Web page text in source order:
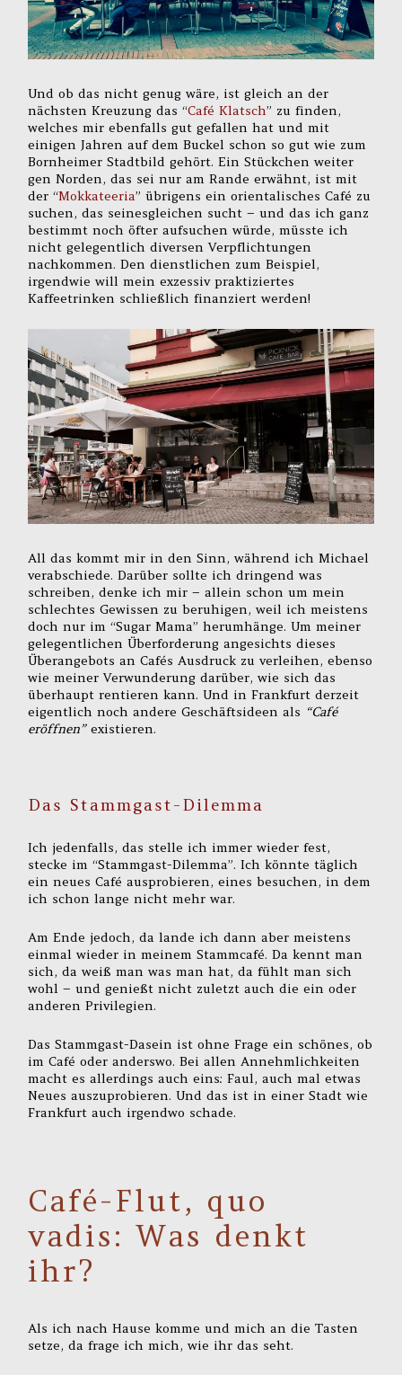
Und ob das nicht genug wäre, ist gleich an der
nächsten Kreuzung das “Café Klatsch” zu finden,
welches mir ebenfalls gut gefallen hat und mit
einigen Jahren auf dem Buckel schon so gut wie zum
Bornheimer Stadtbild gehört. Ein Stückchen weiter
gen Norden, das sei nur am Rande erwähnt, ist mit
der “Mokkateeria” übrigens ein orientalisches Café zu
suchen, das seinesgleichen sucht – und das ich ganz
bestimmt noch öfter aufsuchen würde, müsste ich
nicht gelegentlich diversen Verpflichtungen
nachkommen. Den dienstlichen zum Beispiel,
irgendwie will mein exzessiv praktiziertes
Kaffeetrinken schließlich finanziert werden!
All das kommt mir in den Sinn, während ich Michael
verabschiede. Darüber sollte ich dringend was
schreiben, denke ich mir – allein schon um mein
schlechtes Gewissen zu beruhigen, weil ich meistens
doch nur im “Sugar Mama” herumhänge. Um meiner
gelegentlichen Überforderung angesichts dieses
Überangebots an Cafés Ausdruck zu verleihen, ebenso
wie meiner Verwunderung darüber, wie sich das
überhaupt rentieren kann. Und in Frankfurt derzeit
eigentlich noch andere Geschäftsideen als “Café
eröffnen”existieren.
Das Stammgast-Dilemma
Ich jedenfalls, das stelle ich immer wieder fest,
stecke im “Stammgast-Dilemma”. Ich könnte täglich
ein neues Café ausprobieren, eines besuchen, in dem
ich schon lange nicht mehr war.
Am Ende jedoch, da lande ich dann aber meistens
einmal wieder in meinem Stammcafé. Da kennt man
sich, da weiß man was man hat, da fühlt man sich
wohl – und genießt nicht zuletzt auch die ein oder
anderen Privilegien.
Das Stammgast-Dasein ist ohne Frage ein schönes, ob
im Café oder anderswo. Bei allen Annehmlichkeiten
macht es allerdings auch eins: Faul, auch mal etwas
Neues auszuprobieren. Und das ist in einer Stadt wie
Frankfurt auch irgendwo schade.
Café-Flut, quo
vadis: Was denkt
ihr?
Als ich nach Hause komme und mich an die Tasten
setze, da frage ich mich, wie ihr das seht.